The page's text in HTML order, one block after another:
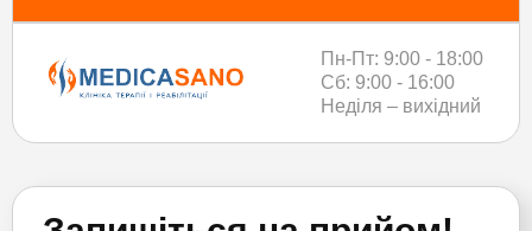
Пн-Пт: 9:00 - 18:00
Сб: 9:00 - 16:00
Неділя – вихідний